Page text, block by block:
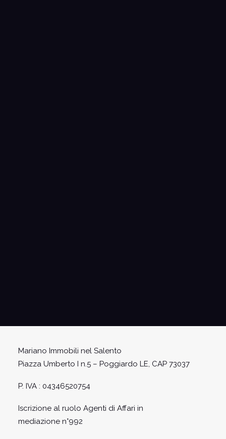
Mariano Immobili nel Salento
Piazza Umberto I n.5 – Poggiardo LE, CAP 73037
P. IVA : 04346520754
Iscrizione al ruolo Agenti di Affari in
mediazione n°992